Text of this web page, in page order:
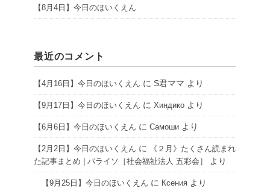
【8月4日】今日のほいくえん
最近のコメント
【4月16日】今日のほいくえん に S君ママ より
【9月17日】今日のほいくえん に Хиндико より
【6月6日】今日のほいくえん に Самоши より
【2月2日】今日のほいくえん に
《２月》たくさん読まれ
た記事まとめ | パライソ［社会福祉法人 五彩会］
より
【9月25日】今日のほいくえん に Ксения より